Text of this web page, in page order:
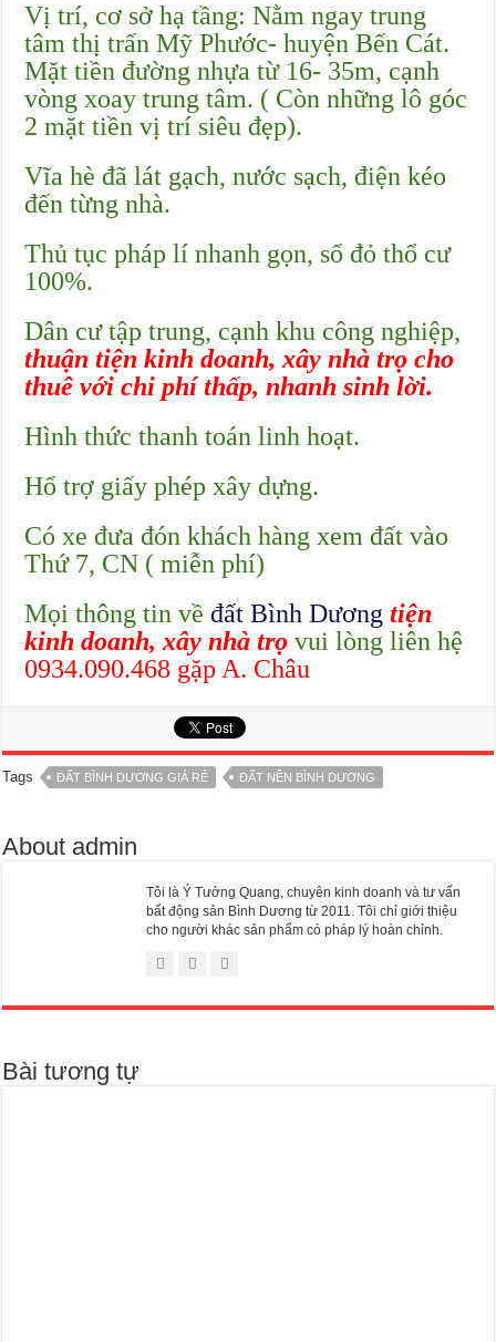
Vị trí, cơ sở hạ tầng: Nằm ngay trung
tâm thị trấn Mỹ Phước- huyện Bến Cát.
Mặt tiền đường nhựa từ 16- 35m, cạnh
vòng xoay trung tâm. ( Còn những lô góc
2 mặt tiền vị trí siêu đẹp).
Vĩa hè đã lát gạch, nước sạch, điện kéo
đến từng nhà.
Thủ tục pháp lí nhanh gọn, sổ đỏ thổ cư
100%.
Dân cư tập trung, cạnh khu công nghiệp,
thuận tiện kinh doanh, xây nhà trọ cho
thuê với chi phí thấp, nhanh sinh lời.
Hình thức thanh toán linh hoạt.
Hổ trợ giấy phép xây dựng.
Có xe đưa đón khách hàng xem đất vào
Thứ 7, CN ( miễn phí)
Mọi thông tin vềđất Bình Dương tiện
kinh doanh, xây nhà trọ vui lòng liên hệ
0934.090.468 gặp A. Châu
Tags ĐẤT BÌNH DƯƠNG GIÁ RẺ ĐẤT NỀN BÌNH DƯƠNG
About admin
Tôi là Ý Tưởng Quang, chuyên kinh doanh và tư vấn
bất động sản Bình Dương từ 2011. Tôi chỉ giới thiệu
cho người khác sản phẩm có pháp lý hoàn chỉnh.
Bài tương tự